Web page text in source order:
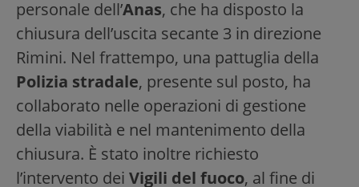
personale dell’Anas, che ha disposto la
chiusura dell’uscita secante 3 in direzione
Rimini. Nel frattempo, una pattuglia della
Polizia stradale, presente sul posto, ha
collaborato nelle operazioni di gestione
della viabilità e nel mantenimento della
chiusura. È stato inoltre richiesto
l’intervento dei Vigili del fuoco, al fine di